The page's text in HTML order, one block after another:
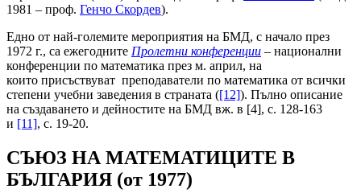
1981 – проф. Генчо Скордев).
Едно от най-големите мероприятия на БМД, с начало през
1972 г., са ежегодните Пролетни конференции – национални
конференции по математика през м. април, на
които присъствуват преподаватели по математика от всички
степени учебни заведения в страната ([12]). Пълно описание
на създаването и дейностите на БМД вж. в [4], с. 128-163
и [11], с. 19-20.
СЪЮЗ НА МАТЕМАТИЦИТЕ В
БЪЛГАРИЯ (от 1977)